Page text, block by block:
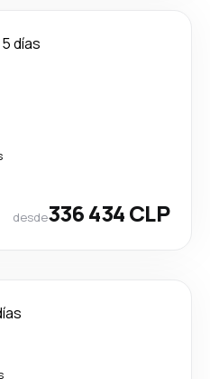
5 días
desde336 434 CLP